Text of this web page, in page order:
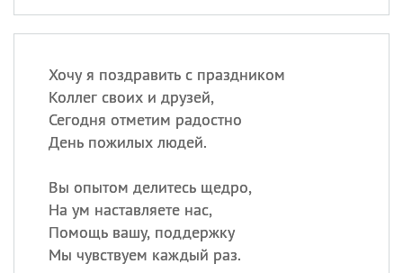
Хочу я поздравить с праздником
Коллег своих и друзей,
Сегодня отметим радостно
День пожилых людей.
Вы опытом делитесь щедро,
На ум наставляете нас,
Помощь вашу, поддержку
Мы чувствуем каждый раз.